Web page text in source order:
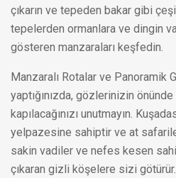
çıkarın ve tepeden bakar gibi
tepelerden ormanlara ve dingin
gösteren manzaraları keşfedin.
Manzaralı Rotalar ve Panoramik
yaptığınızda, gözlerinizin
kapılacağınızı unutmayın.
yelpazesine sahiptir ve at
sakin vadiler ve nefes kesen
çıkaran gizli köşelere sizi